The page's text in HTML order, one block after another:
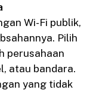
Wi-Fi publik,
Pilih
perusahaan
atau bandara.
yang tidak